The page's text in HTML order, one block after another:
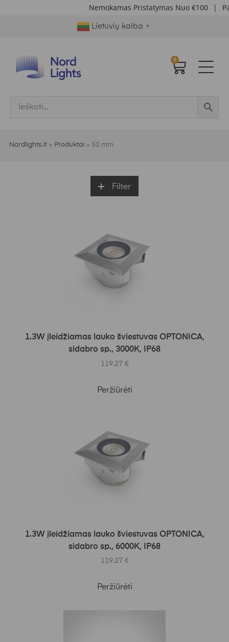
Nemokamas Pristatymas Nuo €100 |
Lietuvių kalba ▼
0
Nordlights.lt > Produktai > 50 mm
Filter
Į KREPŠELĮ
1.3W įleidžiamas lauko šviestuvas OPTONICA,
sidabro sp., 3000K, IP68
119.27 €
Peržiūrėti
Į KREPŠELĮ
1.3W įleidžiamas lauko šviestuvas OPTONICA,
sidabro sp., 6000K, IP68
119.27 €
Peržiūrėti